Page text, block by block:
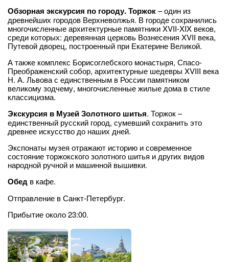
Обзорная экскурсия по городу. Торжок– один из
древнейших городов Верхневолжья. В городе сохранились
многочисленные архитектурные памятники XVII-XIX веков,
среди которых: деревянная церковь Вознесения XVII века,
Путевой дворец, построенный при Екатерине Великой.
А также комплекс Борисоглебского монастыря, Спасо-
Преображенский собор, архитектурные шедевры XVIII века
Н. А. Львова с единственным в России памятником
великому зодчему, многочисленные жилые дома в стиле
классицизма.
Экскурсия в Музей Золотного шитья. Торжок –
единственный русский город, сумевший сохранить это
древнее искусство до наших дней.
Экспонаты музея отражают историю и современное
состояние торжокского золотного шитья и других видов
народной ручной и машинной вышивки.
Обед в кафе.
Отправление в Санкт-Петербург.
Прибытие около 23:00.